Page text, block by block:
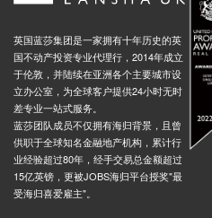
英国蓝莎集团是一家拥有十年历史的英
国不动产投资专业代理行，2014年成立
于伦敦，并陆续在亚洲各个主要城市设
立办公室，为全球客户提供24小时无时
差专业一站式服务。
蓝莎团队成员不仅拥有海归背景，且曾
供职于全球知名金融地产机构，累计行
业经验超过80年，经手交易总金额超过
15亿英镑，更被JOBS海归平台授奖"最
受海归喜爱雇主"。